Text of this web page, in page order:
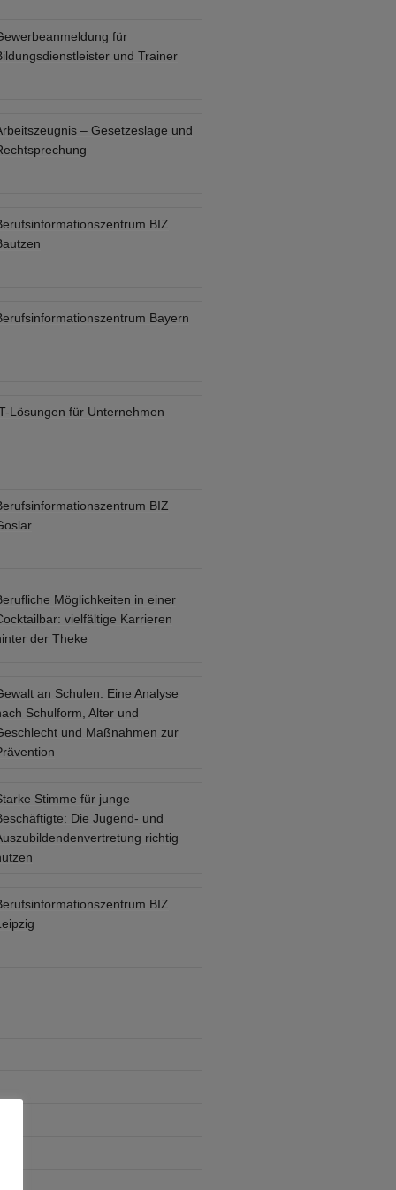
für
und Trainer
– Gesetzeslage und
BIZ
Bayern
Lösungen für Unternehmen
BIZ
Möglichkeiten in einer
vielfältige Karrieren
der Theke
an Schulen: Eine Analyse
Schulform, Alter und
und Maßnahmen zur
Stimme für junge
Die Jugend- und
richtig
BIZ